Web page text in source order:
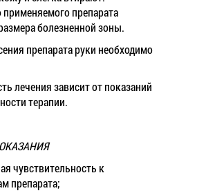
применяемого препарата
болезненной зоны.
препарата руки необходимо
лечения зависит от показаний
терапии.
чувствительность к
препарата;